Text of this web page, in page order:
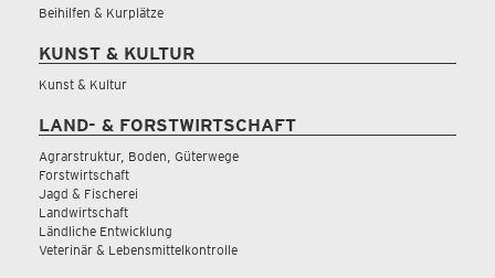
Beihilfen & Kurplätze
KUNST & KULTUR
Kunst & Kultur
LAND- & FORSTWIRTSCHAFT
Agrarstruktur, Boden, Güterwege
Forstwirtschaft
Jagd & Fischerei
Landwirtschaft
Ländliche Entwicklung
Veterinär & Lebensmittelkontrolle